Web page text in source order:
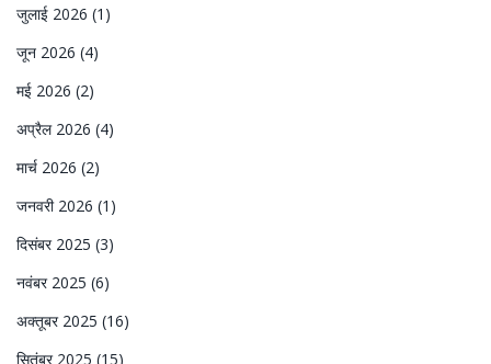
जुलाई 2026 (1)
जून 2026 (4)
मई 2026 (2)
अप्रैल 2026 (4)
मार्च 2026 (2)
जनवरी 2026 (1)
दिसंबर 2025 (3)
नवंबर 2025 (6)
अक्तूबर 2025 (16)
सितंबर 2025 (15)